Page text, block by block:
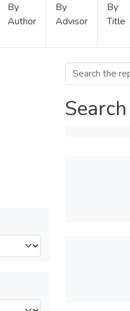
By
Author
By
Advisor
By
Title